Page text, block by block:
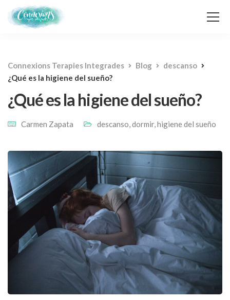
Connexions Terapies Integrades Blog
descanso
¿Qué es la higiene del sueño?
¿Qué es la higiene del sueño?
Carmen Zapata descanso,dormir,higiene del sueño